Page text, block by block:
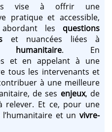
vise à offrir une
pratique et accessible,
les questions
et nuancées liées à
. En
et en appelant à une
tous les intervenants et
à une meilleure
de ses enjeux, de
Et ce, pour une
et un vivre-